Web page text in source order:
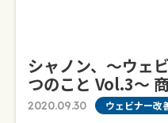
シャノン、～ウェ
つのこと Vol.3～
2020.09.30 ウェビナー改